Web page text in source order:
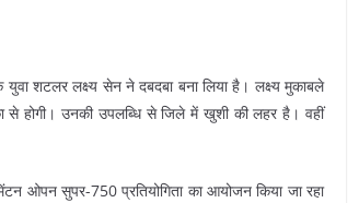
शटलर लक्ष्य सेन ने दबदबा बना लिया है। लक्ष्य मुकाबले
से होगी। उनकी उपलब्धि से जिले में खुशी की लहर है। वहीं
ओपन सुपर-750 प्रतियोगिता का आयोजन किया जा रहा